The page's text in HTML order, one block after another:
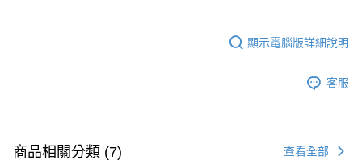
顯示電腦版詳細說明
客服
商品相關分類 (7) 查看全部